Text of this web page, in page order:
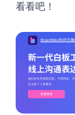
素材整理
在线白板
涂鸦画板
敏捷实践
看看吧！